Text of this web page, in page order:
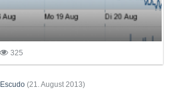
325
Escudo (21. August 2013)